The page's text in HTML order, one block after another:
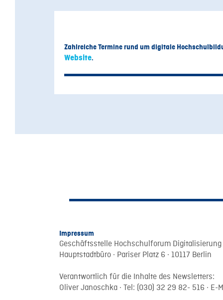
Zahlreiche Termine rund um digitale
Website.
Impressum
Geschäftsstelle Hochschulforum
Hauptstadtbüro · Pariser Platz 6 · 10117 Berlin
Verantwortlich für die Inhalte des Newsletters:
Oliver Janoschka · Tel: (030) 32 29 82- 516 · E-